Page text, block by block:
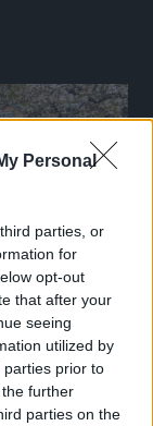
Personal
parties, or
for
opt-out
that after your
seeing
utilized by
parties prior to
further
parties on the
omkörd